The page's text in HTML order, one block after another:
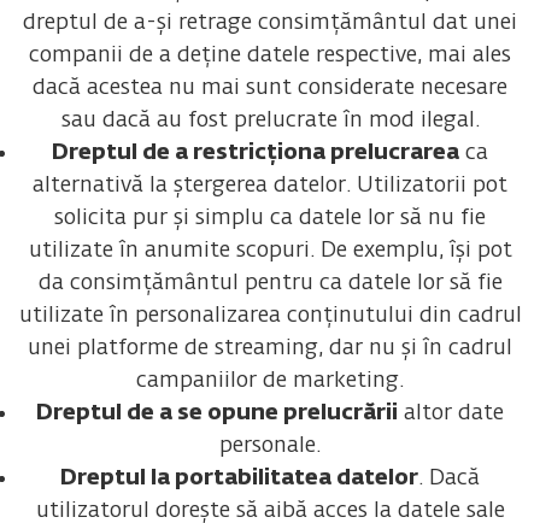
dreptul de a-și retrage consimțământul dat unei
companii de a deține datele respective, mai ales
dacă acestea nu mai sunt considerate necesare
sau dacă au fost prelucrate în mod ilegal.
Dreptul de a restricționa prelucrarea ca
alternativă la ștergerea datelor. Utilizatorii pot
solicita pur și simplu ca datele lor să nu fie
utilizate în anumite scopuri. De exemplu, își pot
da consimțământul pentru ca datele lor să fie
utilizate în personalizarea conținutului din cadrul
unei platforme de streaming, dar nu și în cadrul
campaniilor de marketing.
Dreptul de a se opune prelucrării altor date
personale.
Dreptul la portabilitatea datelor. Dacă
utilizatorul dorește să aibă acces la datele sale